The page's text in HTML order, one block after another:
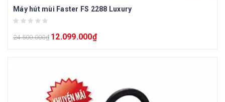
Máy hút mùi Faster FS 2288 Luxury
24.500.000₫ 12.099.000₫